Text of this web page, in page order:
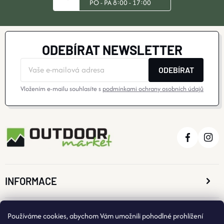
Používáme cookies, abychom Vám umožnili pohodlné prohlížení
PO - PÁ 8:00 - 17:00
ODEBÍRAT NEWSLETTER
ODEBÍRAT
Vložením e-mailu souhlasíte s podmínkami ochrany osobních údajů
INFORMACE
O NÁKUPU